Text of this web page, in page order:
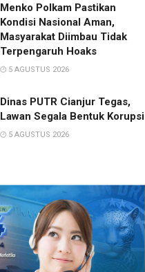
Menko Polkam Pastikan
Kondisi Nasional Aman,
Masyarakat Diimbau Tidak
Terpengaruh Hoaks
5 AGUSTUS 2026
Dinas PUTR Cianjur Tegas,
Lawan Segala Bentuk Korupsi
5 AGUSTUS 2026